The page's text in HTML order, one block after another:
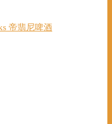
帝翡尼啤酒